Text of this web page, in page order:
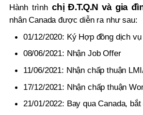
Hành trìnhchị Đ.T.Q.N và gia
nhân Canada được diễn ra như sau:
01/12/2020: Ký Hợp đồng dịch
08/06/2021: Nhận Job Offer
11/06/2021: Nhận chấp thuận
17/12/2021: Nhận chấp thuận
21/01/2022: Bay qua Canada,